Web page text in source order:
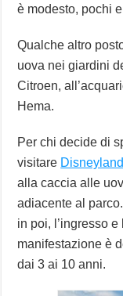
è modesto, pochi
Qualche altro
uova nei giardini
Citroen,
Hema.
Per chi decide di
visitare
alla caccia alle
adiacente al
in poi, l’ingresso
manifestazione è
dai 3 ai 10 anni.